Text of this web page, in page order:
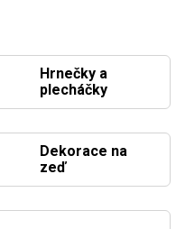
Hrnečky a
plecháčky
Dekorace na
zeď